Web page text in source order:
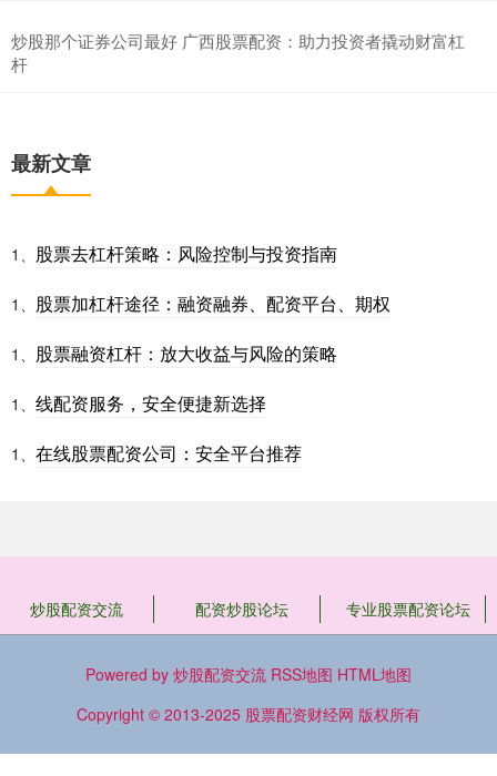
炒股那个证券公司最好 广西股票配资：助力投资者撬动财富杠
杆
最新文章
1、 股票去杠杆策略：风险控制与投资指南
1、 股票加杠杆途径：融资融券、配资平台、期权
1、 股票融资杠杆：放大收益与风险的策略
1、 线配资服务，安全便捷新选择
1、 在线股票配资公司：安全平台推荐
炒股配资交流 配资炒股论坛 专业股票配资论坛
Powered by 炒股配资交流 RSS地图 HTML地图
Copyright © 2013-2025 股票配资财经网 版权所有